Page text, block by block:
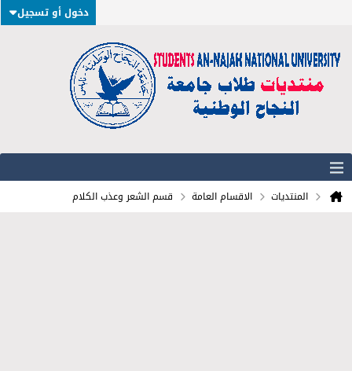
دخول أو تسجيل
المنتديات الاقسام العامة قسم الشعر وعذب الكلام